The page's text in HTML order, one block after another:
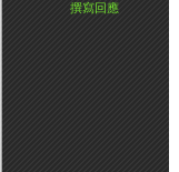
撰寫回應